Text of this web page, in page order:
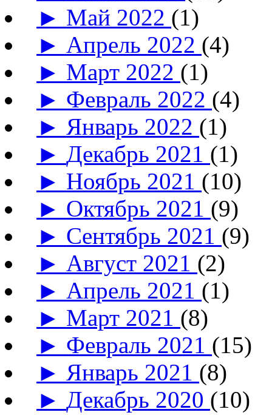
► Май 2022 (1)
► Апрель 2022 (4)
► Март 2022 (1)
► Февраль 2022 (4)
► Январь 2022 (1)
►Декабрь 2021 (1)
► Ноябрь 2021 (10)
► Октябрь 2021 (9)
► Сентябрь 2021 (9)
► Август 2021 (2)
► Апрель 2021 (1)
► Март 2021 (8)
► Февраль 2021 (15)
► Январь 2021 (8)
►Декабрь 2020 (10)